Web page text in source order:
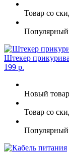
Товар со
Популярный
Штекер
199 р.
Новый товар
Товар со
Популярный